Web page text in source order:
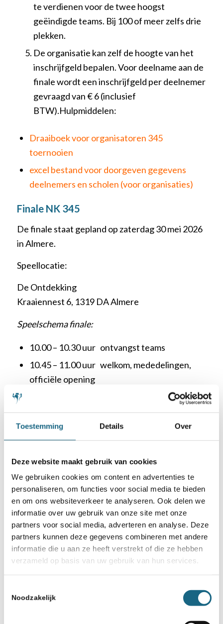
Toestemming Details Over
Deze website maakt gebruik van cookies
We gebruiken cookies om content en advertenties te
personaliseren, om functies voor social media te bieden
en om ons websiteverkeer te analyseren. Ook delen we
informatie over uw gebruik van onze site met onze
partners voor social media, adverteren en analyse. Deze
partners kunnen deze gegevens combineren met andere
informatie die u aan ze heeft verstrekt of die ze hebben
verzameld op basis van uw gebruik van hun services.
Noodzakelijk
te verdienen voor de twee hoogst
geëindigde teams. Bij 100 of meer zelfs drie
plekken.
De organisatie kan zelf de hoogte van het
inschrijfgeld bepalen. Voor deelname aan de
finale wordt een inschrijfgeld per deelnemer
gevraagd van € 6 (inclusief
BTW).Hulpmiddelen:
Draaiboek voor organisatoren 345
toernooien
excel bestand voor doorgeven gegevens
deelnemers en scholen (voor organisaties)
Finale NK 345
De finale staat gepland op zaterdag 30 mei 2026
in Almere.
Speellocatie:
De Ontdekking
Kraaiennest 6, 1319 DA Almere
Speelschema finale:
10.00 – 10.30 uur ontvangst teams
10.45 – 11.00 uur welkom, mededelingen,
officiële opening
12.20 – 12.50 uur 3 ronde
12.50 – 13.20 uur lunchpauze
13.20 – 13.50 uur 4 eronde
14.00 – 14.30 uur 5 ronde
14.40 – 15.10 uur 6 eronde
15.20 – 15.50 uur 7eronde
16.00 – 16.30 uur Prijsuitreiking
Voor teams die geen kwalificatie hebben kunnen